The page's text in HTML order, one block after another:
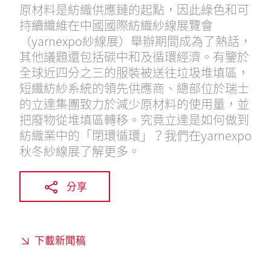
原材料是紡織供應鏈的起點，因此綠色和可
持續纖維在中國國際紡織紗線展覽會
（yarnexpo紗線展）舉辦期間成為了熱話，
其他議題還包括碳中和及循環經濟。有鑒於
全球近四分之三的服裝被送往垃圾堆填區，
短纖紡紗系統的領先供應商、總部位於瑞士
的立達集團致力於減少原材料的使用量，並
把廢物從堆填區轉移。究竟立達是如何做到
紡織業中的「閉環循環」？我們在yarnexpo
秋冬紗線展了解更多。
分享
下載新聞稿